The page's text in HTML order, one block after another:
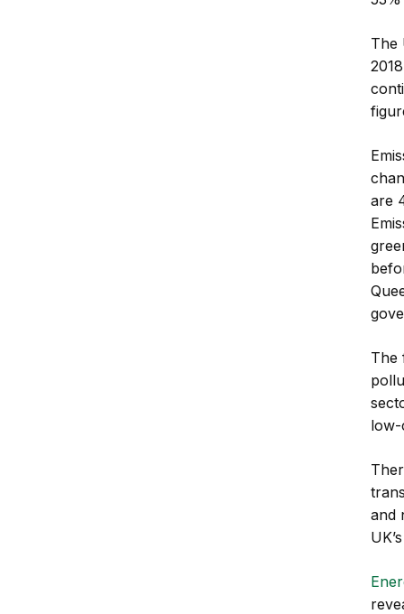
The
are
The
low-
and